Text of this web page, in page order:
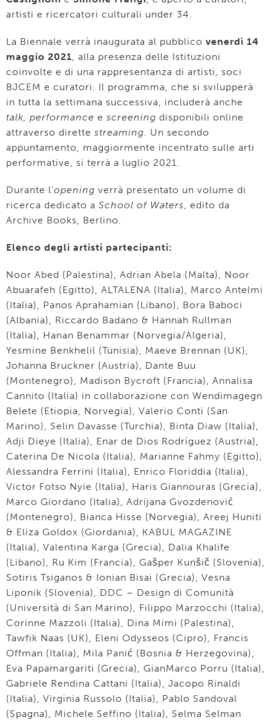
artisti e ricercatori culturali under 34.
La Biennale verrà inaugurata al pubblico venerdì 14
maggio 2021 , alla presenza delle Istituzioni
coinvolte e di una rappresentanza di artisti, soci
BJCEM e curatori. Il programma, che si svilupperà
in tutta la settimana successiva, includerà anche
talk, performance e screening disponibili online
attraverso dirette streaming . Un secondo
appuntamento, maggiormente incentrato sulle arti
performative, si terrà a luglio 2021.
Durante l’opening verrà presentato un volume di
ricerca dedicato a School of Waters , edito da
Archive Books, Berlino.
Elenco degli artisti partecipanti:
Noor Abed (Palestina), Adrian Abela (Malta), Noor
Abuarafeh (Egitto), ALTALENA (Italia), Marco Antelmi
(Italia), Panos Aprahamian (Libano), Bora Baboci
(Albania), Riccardo Badano & Hannah Rullman
(Italia), Hanan Benammar (Norvegia/Algeria),
Yesmine Benkhelil (Tunisia), Maeve Brennan (UK),
Johanna Bruckner (Austria), Dante Buu
(Montenegro), Madison Bycroft (Francia), Annalisa
Cannito (Italia) in collaborazione con Wendimagegn
Belete (Etiopia, Norvegia), Valerio Conti (San
Marino), Selin Davasse (Turchia), Binta Diaw (Italia),
Adji Dieye (Italia), Enar de Dios Rodríguez (Austria),
Caterina De Nicola (Italia), Marianne Fahmy (Egitto),
Alessandra Ferrini (Italia), Enrico Floriddia (Italia),
Victor Fotso Nyie (Italia), Haris Giannouras (Grecia),
Marco Giordano (Italia), Adrijana Gvozdenović
(Montenegro), Bianca Hisse (Norvegia), Areej Huniti
& Eliza Goldox (Giordania), KABUL MAGAZINE
(Italia), Valentina Karga (Grecia), Dalia Khalife
(Libano), Ru Kim (Francia), Gašper Kunšič (Slovenia),
Sotiris Tsiganos & Ionian Bisai (Grecia), Vesna
Liponik (Slovenia), DDC – Design di Comunità
(Università di San Marino), Filippo Marzocchi (Italia),
Corinne Mazzoli (Italia), Dina Mimi (Palestina),
Tawfik Naas (UK), Eleni Odysseos (Cipro), Francis
Offman (Italia), Mila Panić (Bosnia & Herzegovina),
Eva Papamargariti (Grecia), GianMarco Porru (Italia),
Gabriele Rendina Cattani (Italia), Jacopo Rinaldi
(Italia), Virginia Russolo (Italia), Pablo Sandoval
(Spagna), Michele Seffino (Italia), Selma Selman